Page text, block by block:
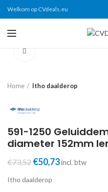
Welkom op CVdeals.eu
Home Itho daalderop
591-1250
diameter 152mm
€73,52 Oorspronkelijke
was:
€50,73Huidige
incl. btw
Itho daalderop